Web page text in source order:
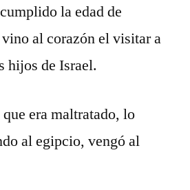
la edad de
al corazón el visitar a
hijos de Israel.
era maltratado, lo
al egipcio, vengó al